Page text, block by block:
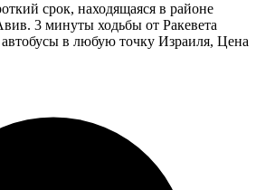
срок, находящаяся в районе
3 минуты ходьбы от Ракевета
в любую точку Израиля, Цена